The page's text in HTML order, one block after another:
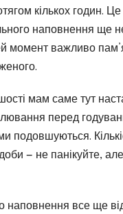
кількох годин.
наповнення ще
момент важливо
мам саме тут
перед
подовшуються.
— не панікуйте,
наповнення все ще